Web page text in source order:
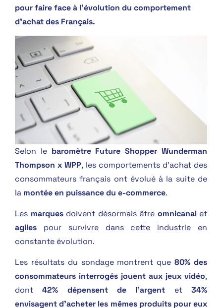
pour faire face à l’évolution du comportement
d’achat des Français.
Selon le baromètre Future Shopper Wunderman
Thompson x WPP, les comportements d’achat des
consommateurs français ont évolué à la suite de
la montée en puissance du e-commerce.
Les marques doivent désormais être omnicanal et
agiles pour survivre dans cette industrie en
constante évolution.
Les résultats du sondage montrent que80% des
consommateurs interrogés jouent aux jeux vidéo,
dont42% dépensent de l’argent et34%
envisagent d’acheter les mêmes produits pour eux